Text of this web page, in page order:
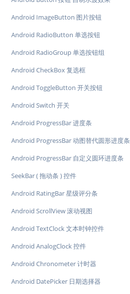
Android ImageButton 图片按钮
Android RadioButton 单选按钮
Android RadioGroup 单选按钮组
Android CheckBox 复选框
Android ToggleButton 开关按钮
Android Switch 开关
Android ProgressBar 进度条
Android ProgressBar 动图替代圆形进度条
Android ProgressBar 自定义圆环进度条
SeekBar ( 拖动条 ) 控件
Android RatingBar 星级评分条
Android ScrollView 滚动视图
Android TextClock 文本时钟控件
Android AnalogClock 控件
Android Chronometer 计时器
Android DatePicker 日期选择器